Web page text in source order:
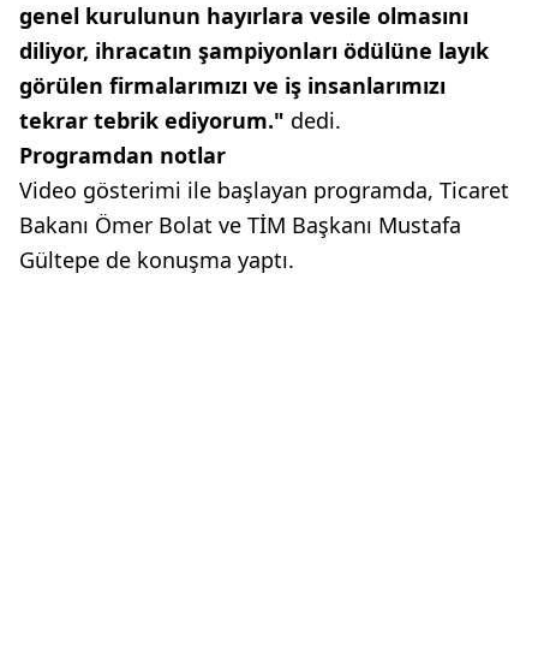
genel kurulunun hayırlara vesile olmasını
diliyor, ihracatın şampiyonları ödülüne layık
görülen firmalarımızı ve iş insanlarımızı
tekrar tebrik ediyorum." dedi.
Programdan notlar
Video gösterimi ile başlayan programda, Ticaret
Bakanı Ömer Bolat ve TİM Başkanı Mustafa
Gültepe de konuşma yaptı.